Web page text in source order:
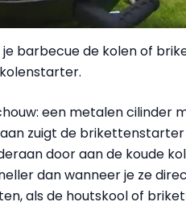
barbecue de kolen of
een metalen cilinder
zuigt de
door aan de koude
dan wanneer je ze
als de houtskool of